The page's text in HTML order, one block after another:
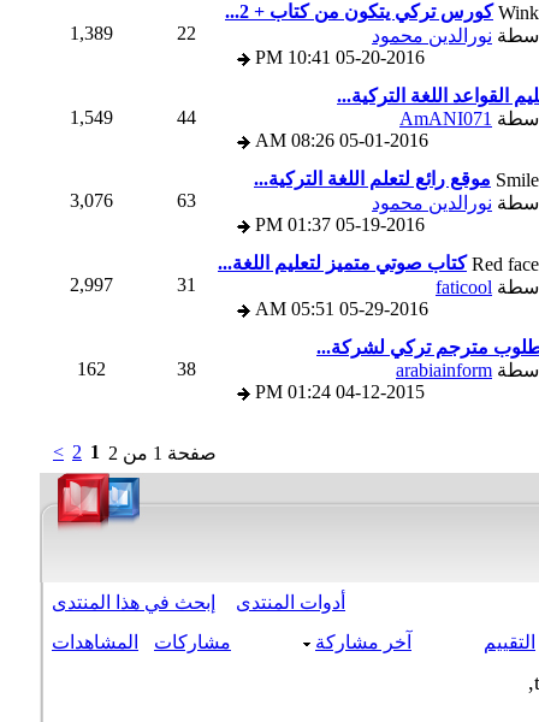
كورس تركي يتكون من كتاب + 2...
نورالدين محمود
05-20-2016
10:41 PM
22
1,389
القواعد اللغة التركية...
AmANI071
05-01-2016
08:26 AM
44
1,549
موقع رائع لتعلم اللغة التركية...
نورالدين محمود
05-19-2016
01:37 PM
63
3,076
كتاب صوتي متميز لتعليم اللغة...
faticool
05-29-2016
05:51 AM
31
2,997
مترجم تركي لشركة...
arabiainform
04-12-2015
01:24 PM
38
162
صفحة 1 من 2 >
أدوات المنتدى
إبحث في هذا المنتدى
آخر مشاركة مشاركات المشاهدات